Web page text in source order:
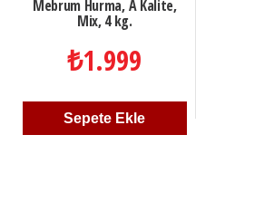
Mebrum Hurma, A Kalite,
Mix, 4 kg.
₺1.999
Sepete Ekle